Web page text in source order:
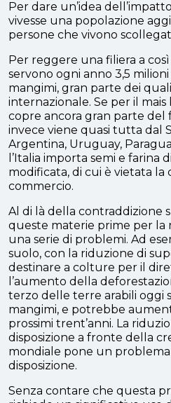
Per dare un’idea
vivesse una popolazione
persone che vivono
Per reggere una filiera a
servono ogni anno 3,5
mangimi, gran parte dei
internazionale. Se per il
copre ancora gran parte del
invece viene quasi tutta dal
Argentina, Uruguay,
l’Italia importa semi e farina
modificata, di cui è vietata la
commercio.
Al di là della contraddizione
queste materie prime per la
una serie di problemi. Ad
suolo, con la riduzione di
destinare a colture per il
l’aumento della
terzo delle terre arabili oggi
mangimi, e potrebbe
prossimi trent’anni. La
disposizione a fronte della
mondiale pone un
disposizione.
Senza contare che questa